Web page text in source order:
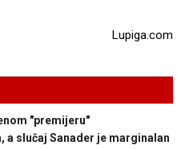
Lupiga.com
"premijeru"
a slučaj Sanader je marginalan